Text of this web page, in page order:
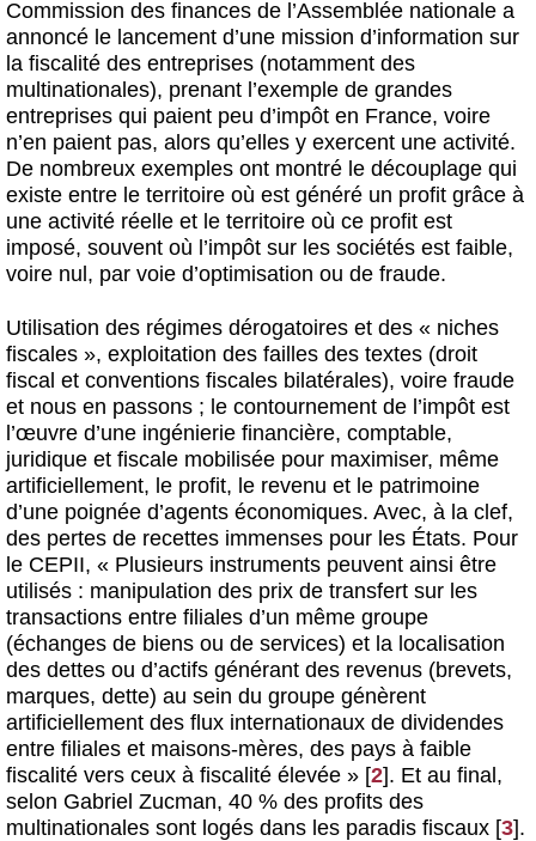
Commission des finances de l’Assemblée nationale a
annoncé le lancement d’une mission d’information sur
la fiscalité des entreprises (notamment des
multinationales), prenant l’exemple de grandes
entreprises qui paient peu d’impôt en France, voire
n’en paient pas, alors qu’elles y exercent une activité.
De nombreux exemples ont montré le découplage qui
existe entre le territoire où est généré un profit grâce à
une activité réelle et le territoire où ce profit est
imposé, souvent où l’impôt sur les sociétés est faible,
voire nul, par voie d’optimisation ou de fraude.
Utilisation des régimes dérogatoires et des « niches
fiscales », exploitation des failles des textes (droit
fiscal et conventions fiscales bilatérales), voire fraude
et nous en passons ; le contournement de l’impôt est
l’œuvre d’une ingénierie financière, comptable,
juridique et fiscale mobilisée pour maximiser, même
artificiellement, le profit, le revenu et le patrimoine
d’une poignée d’agents économiques. Avec, à la clef,
des pertes de recettes immenses pour les États. Pour
le CEPII, « Plusieurs instruments peuvent ainsi être
utilisés : manipulation des prix de transfert sur les
transactions entre filiales d’un même groupe
(échanges de biens ou de services) et la localisation
des dettes ou d’actifs générant des revenus (brevets,
marques, dette) au sein du groupe génèrent
artificiellement des flux internationaux de dividendes
entre filiales et maisons-mères, des pays à faible
fiscalité vers ceux à fiscalité élevée » [2]. Et au final,
selon Gabriel Zucman, 40 % des profits des
multinationales sont logés dans les paradis fiscaux [3].